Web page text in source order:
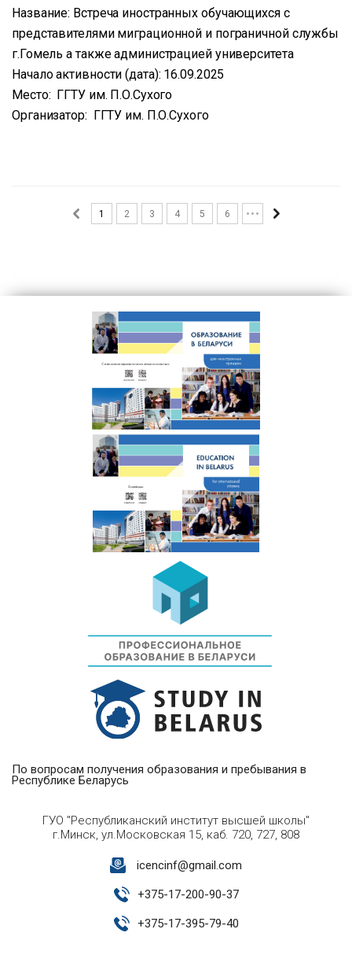
Название: Встреча иностранных обучающихся с
представителями миграционной и пограничной службы
г.Гомель а также администрацией университета
Начало активности (дата): 16.09.2025
Место: ГГТУ им. П.О.Сухого
Организатор: ГГТУ им. П.О.Сухого
1 2 3 4 5 6
По вопросам получения образования и пребывания в
Республике Беларусь
ГУО "Республиканский институт высшей школы"
г.Минск, ул.Московская 15, каб. 720, 727, 808
icencinf@gmail.com
+375-17-200-90-37
+375-17-395-79-40